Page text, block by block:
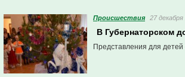
Проиcшествия 27 декабря
В Губернаторском
Представления для